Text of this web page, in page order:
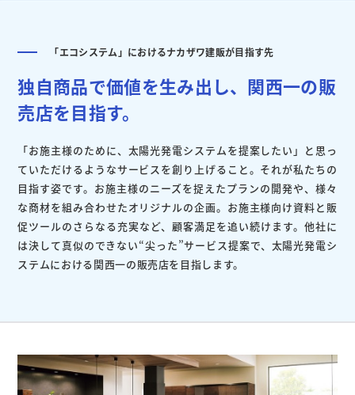
「エコシステム」におけるナカザワ建販が目指す先
独自商品で価値を生み出し、関西一の販
売店を目指す。
「お施主様のために、太陽光発電システムを提案したい」と思っ
ていただけるようなサービスを創り上げること。それが私たちの
目指す姿です。お施主様のニーズを捉えたプランの開発や、様々
な商材を組み合わせたオリジナルの企画。お施主様向け資料と販
促ツールのさらなる充実など、顧客満足を追い続けます。他社に
は決して真似のできない“尖った”サービス提案で、太陽光発電シ
ステムにおける関西一の販売店を目指します。